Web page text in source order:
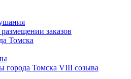
заказов
Томска
города Томска VIII созыва